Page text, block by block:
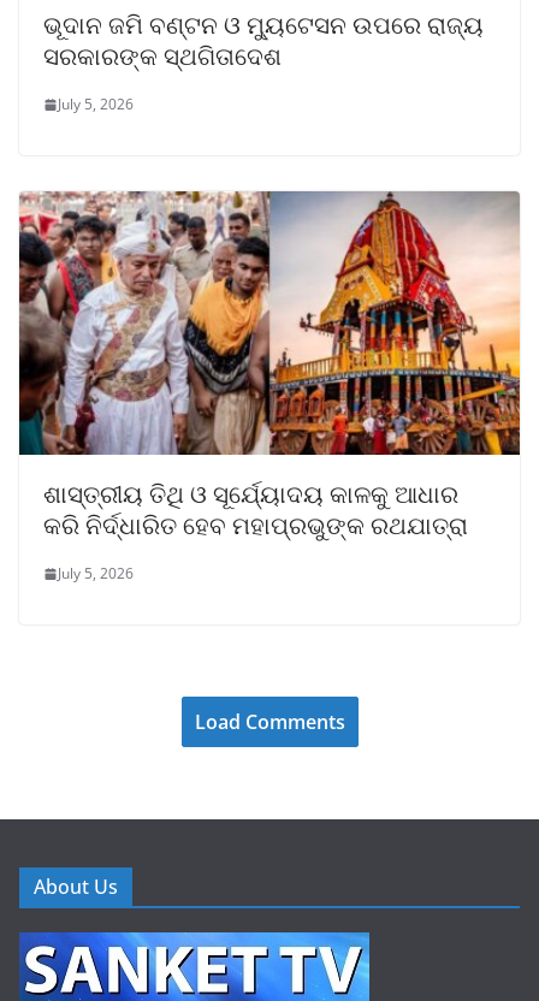
ଭୂଦାନ ଜମି ବଣ୍ଟନ ଓ ମ୍ୟୁଟେସନ ଉପରେ ରାଜ୍ୟ
ସରକାରଙ୍କ ସ୍ଥଗିତାଦେଶ
July 5, 2026
ଶାସ୍ତ୍ରୀୟ ତିଥି ଓ ସୂର୍ଯ୍ୟୋଦୟ କାଳକୁ ଆଧାର
କରି ନିର୍ଦ୍ଧାରିତ ହେବ ମହାପ୍ରଭୁଙ୍କ ରଥଯାତ୍ରା
July 5, 2026
Load Comments
About Us